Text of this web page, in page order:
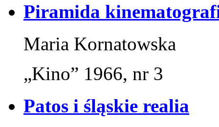
Piramida
Maria Kornatowska
„Kino” 1966, nr 3
Patos i śląskie realia